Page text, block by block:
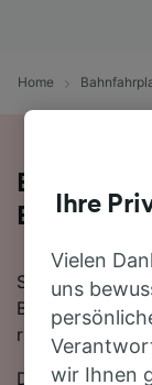
Home
Bequem
Bari
Sie wollen mit
Bari Centrale
richtig!
Die Fahrtzeit
Ihre
Vielen
uns
wir Ihnen